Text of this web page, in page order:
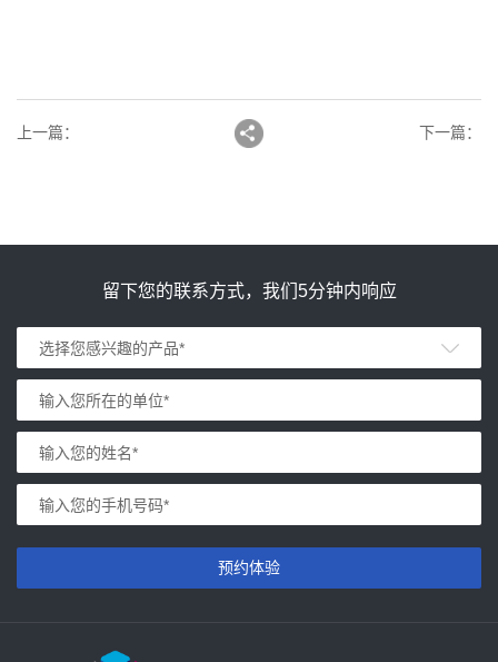
上一篇 ： 下一篇 ：
留下您的联系方式，我们5分钟内响应
预约体验